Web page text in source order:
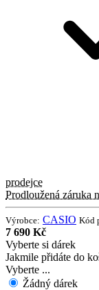
prodejce
Prodloužená záruka
Výrobce: CASIO Kód
7 690 Kč
Vyberte si dárek
Jakmile přidáte do
Vyberte ...
Žádný dárek